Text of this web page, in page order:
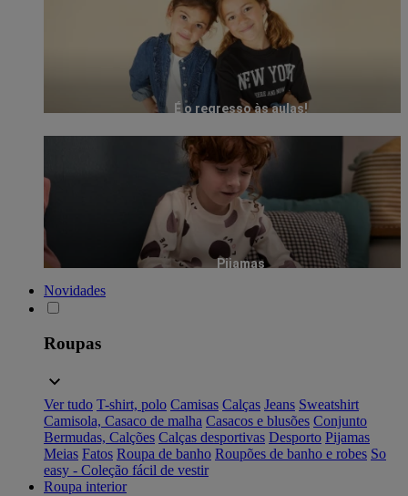
É o regresso às aulas!
Pijamas
Novidades
Roupas
Ver tudo T-shirt, polo Camisas Calças Jeans Sweatshirt
Camisola, Casaco de malha Casacos e blusões Conjunto
Bermudas, Calções Calças desportivas Desporto Pijamas
Meias Fatos Roupa de banho Roupões de banho e robes So
easy - Coleção fácil de vestir
Roupa interior